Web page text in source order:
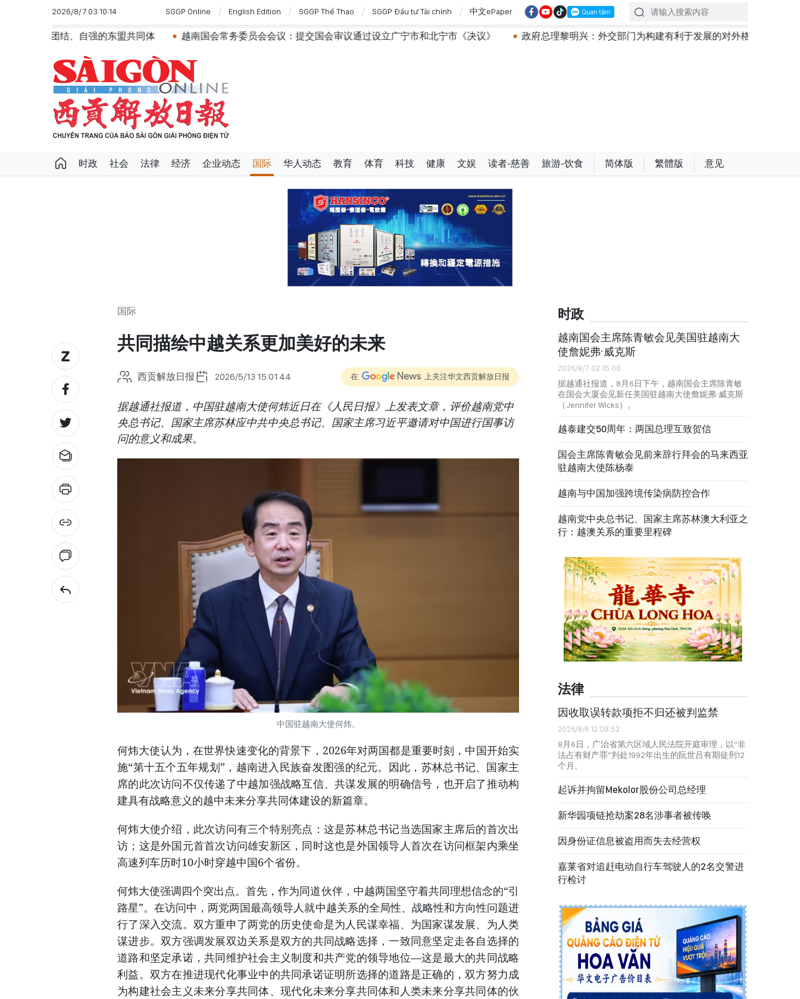
2026/8/7 03:10:14 SGGP Online English Edition SGGP Thể Thao SGGP Đầu tư Tài chính 中文ePaper
的东盟共同体 越南国会常务委员会会议：提交国会审议通过设立广宁市和北宁市《决议》 政府总理黎明兴：外交部门为构建有利于发展的对外格局作出贡献 越南第十六届国
时政 社会 法律 经济 企业动态 国际 华人动态 教育 体育 科技 健康 文娱 读者-慈善 旅游-饮食 简体版 繁體版 意见
国际
共同描绘中越关系更加美好的未来
西贡解放日报 2026/5/13 15:01:44 在 上关注华文西贡解放日报
据越通社报道，中国驻越南大使何炜近日在《人民日报》上发表文章，评价越南党中
央总书记、国家主席苏林应中共中央总书记、国家主席习近平邀请对中国进行国事访
问的意义和成果。
中国驻越南大使何炜。
何炜大使认为，在世界快速变化的背景下，2026年对两国都是重要时刻，中国开始实
施“第十五个五年规划”，越南进入民族奋发图强的纪元。因此，苏林总书记、国家主
席的此次访问不仅传递了中越加强战略互信、共谋发展的明确信号，也开启了推动构
建具有战略意义的越中未来分享共同体建设的新篇章。
何炜大使介绍，此次访问有三个特别亮点：这是苏林总书记当选国家主席后的首次出
访；这是外国元首首次访问雄安新区，同时这也是外国领导人首次在访问框架内乘坐
高速列车历时10小时穿越中国6个省份。
何炜大使强调四个突出点。首先，作为同道伙伴，中越两国坚守着共同理想信念的“引
路星”。在访问中，两党两国最高领导人就中越关系的全局性、战略性和方向性问题进
行了深入交流。双方重申了两党的历史使命是为人民谋幸福、为国家谋发展、为人类
谋进步。双方强调发展双边关系是双方的共同战略选择，一致同意坚定走各自选择的
道路和坚定承诺，共同维护社会主义制度和共产党的领导地位—这是最大的共同战略
利益。双方在推进现代化事业中的共同承诺证明所选择的道路是正确的，双方努力成
为构建社会主义未来分享共同体、现代化未来分享共同体和人类未来分享共同体的伙
时政
越南国会主席陈青敏会见美国驻越南大
使詹妮弗·威克斯
2026/8/7 02:15:00
据越通社报道，8月6日下午，越南国会主席陈青敏
在国会大厦会见新任美国驻越南大使詹妮弗·威克斯
（Jennifer Wicks）。
越泰建交50周年：两国总理互致贺信
国会主席陈青敏会见前来辞行拜会的马来西亚
驻越南大使陈杨泰
越南与中国加强跨境传染病防控合作
越南党中央总书记、国家主席苏林澳大利亚之
行：越澳关系的重要里程碑
法律
因收取误转款项拒不归还被判监禁
2026/8/6 12:08:52
8月6日，广治省第六区域人民法院开庭审理，以“非
法占有财产罪”判处1992年出生的阮世吕有期徒刑12
个月。
起诉并拘留Mekolor股份公司总经理
新华园项链抢劫案28名涉事者被传唤
因身份证信息被盗用而失去经营权
嘉莱省对追赶电动自行车驾驶人的2名交警进
行检讨